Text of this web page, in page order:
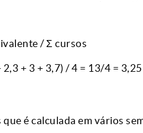
/ Σ cursos
+ 3 + 3,7) / 4 = 13/4 = 3,25
é calculada em vários